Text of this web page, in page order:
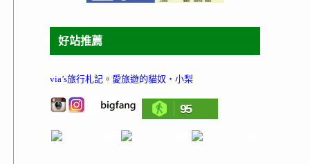
好站推薦
via’s旅行札記 。 愛旅遊的貓奴‧小梨
95